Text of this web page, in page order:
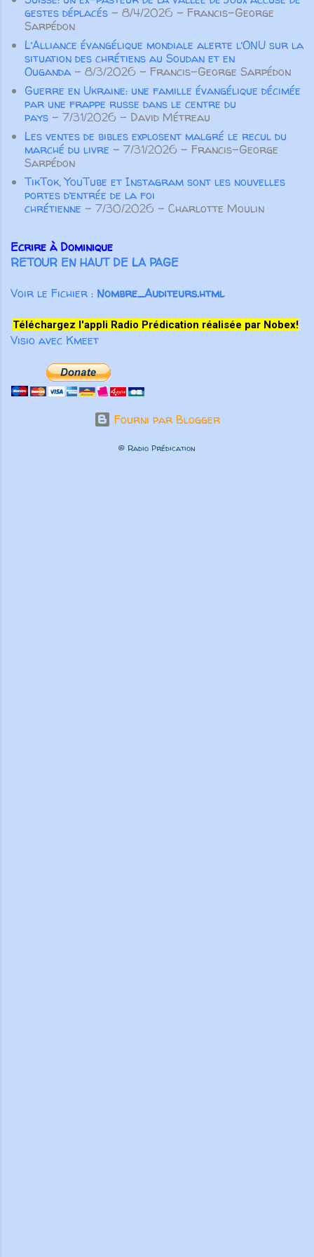
demeurent essentiels. Aucune
15-16 ). Pour Paul l’important n’est
pas tant d’éviter de parler de
manière inconsidérée ou vaine, ou
de colporter des médisances ou
des mensonges, mais surtout de
prononcer des paroles qui
participeront à la croissance
spirituelle des autres croyants. Pas
seulement des paroles aimables qui
“font du bien au corps”, m...
gestes déplacés - 8/4/2026 - Francis-George
Sarpédon
L’Alliance évangélique mondiale alerte l’ONU sur la
situation des chrétiens au Soudan et en
Ouganda - 8/3/2026 - Francis-George Sarpédon
Guerre en Ukraine: une famille évangélique décimée
par une frappe russe dans le centre du
pays - 7/31/2026 - David Métreau
Les ventes de bibles explosent malgré le recul du
marché du livre - 7/31/2026 - Francis-George
Sarpédon
TikTok, YouTube et Instagram sont les nouvelles
portes d’entrée de la foi
chrétienne - 7/30/2026 - Charlotte Moulin
Ecrire à Dominique
RETOUR EN HAUT DE LA PAGE
Voir le Fichier : Nombre_Auditeurs.html
Téléchargez l'appli Radio Prédication réalisée par Nobex!
Visio avec Kmeet
Fourni par Blogger
© Radio Prédication